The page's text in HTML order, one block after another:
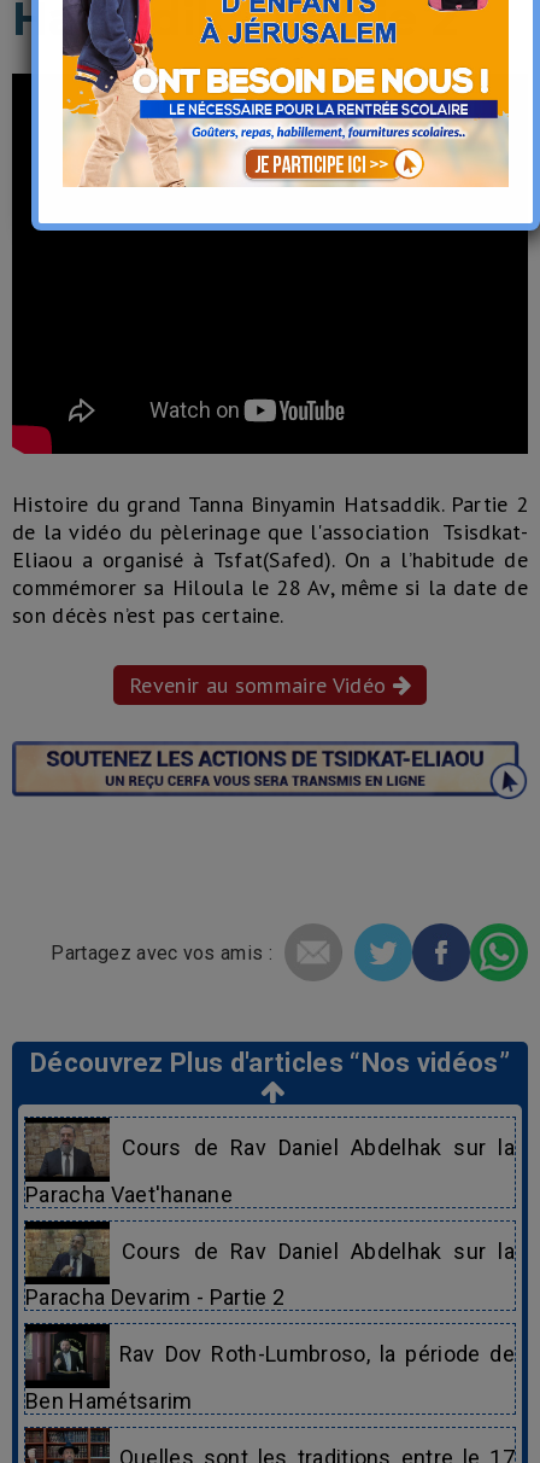
Hatsadik - Partie 2
Histoire du grand Tanna Binyamin Hatsaddik. Partie 2
de la vidéo du pèlerinage que l'association Tsisdkat-
Eliaou a organisé à Tsfat(Safed). On a l’habitude de
commémorer sa Hiloula le 28 Av, même si la date de
son décès n’est pas certaine.
Revenir au sommaire Vidéo
Partagez avec vos amis :
Découvrez Plus d'articles “Nos vidéos”
Cours de Rav Daniel Abdelhak sur la
Paracha Vaet'hanane
Cours de Rav Daniel Abdelhak sur la
Paracha Devarim - Partie 2
Rav Dov Roth-Lumbroso, la période de
Ben Hamétsarim
Quelles sont les traditions entre le 17